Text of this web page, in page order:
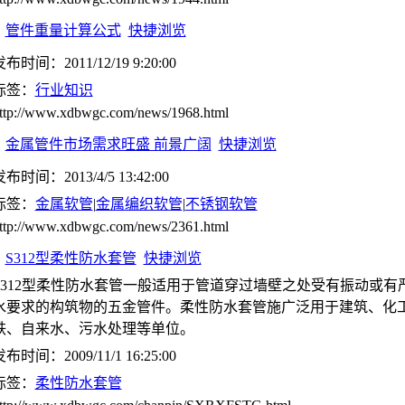
管件重量计算公式 快捷浏览
布时间：2011/12/19 9:20:00
签： 行业知识
www.xdbwgc.com/news/1968.html
金属管件市场需求旺盛 前景广阔 快捷浏览
布时间：2013/4/5 13:42:00
签： 金属软管|金属编织软管|不锈钢软管
www.xdbwgc.com/news/2361.html
S312型柔性防水套管 快捷浏览
型柔性防水套管一般适用于管道穿过墙壁之处受有振动或有
要求的构筑物的五金管件。柔性防水套管施广泛用于建筑、化
、自来水、污水处理等单位。
布时间：2009/11/1 16:25:00
签： 柔性防水套管